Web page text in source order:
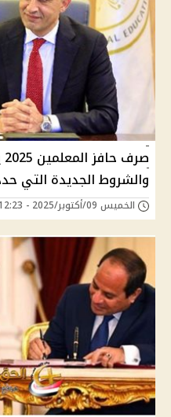
والشروط الجديدة التي
الخميس 09/أكتوبر/2025 - 12:23 م